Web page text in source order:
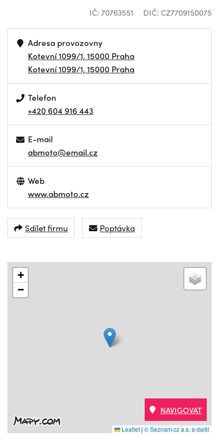
IČ: 70763551 DIČ: CZ7709150075
Adresa provozovny
Kotevní 1099/1, 15000 Praha
Kotevní 1099/1, 15000 Praha
Telefon
+420 604 916 443
E-mail
abmoto@email.cz
Web
www.abmoto.cz
Sdílet firmu Poptávka
+
−
Leaflet | © Seznam.cz a.s. a další
NAVIGOVAT